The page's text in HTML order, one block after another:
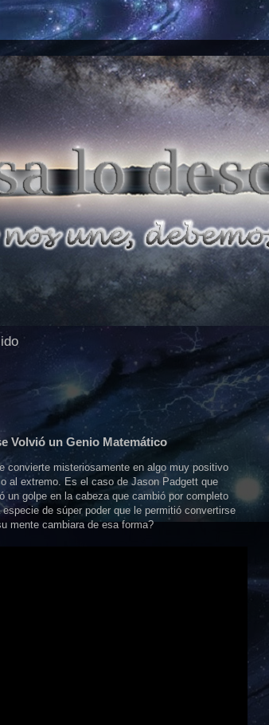
Volvió un Genio Matemático
convierte misteriosamente en algo muy positivo
al extremo. Es el caso de Jason Padgett que
un golpe en la cabeza que cambió por completo
de súper poder que le permitió convertirse
mente cambiara de esa forma?